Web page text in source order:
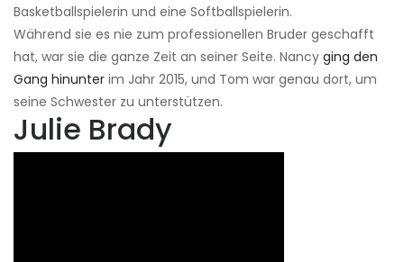
Basketballspielerin und eine Softballspielerin.
Während sie es nie zum professionellen Bruder geschafft
hat, war sie die ganze Zeit an seiner Seite. Nancy ging den
Gang hinunter im Jahr 2015, und Tom war genau dort, um
seine Schwester zu unterstützen.
Julie Brady